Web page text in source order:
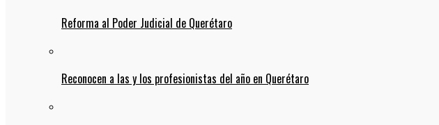
Reforma al Poder Judicial de Querétaro
Reconocen a las y los profesionistas del año en Querétaro